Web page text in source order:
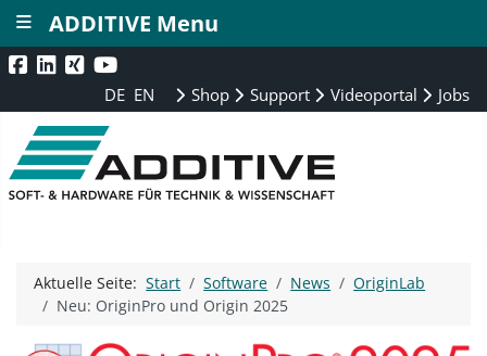
DE EN Shop Support Videoportal Jobs
Aktuelle Seite:Start Software News
OriginLab
Neu: OriginPro und Origin 2025
ADDITIVE Menu
≡